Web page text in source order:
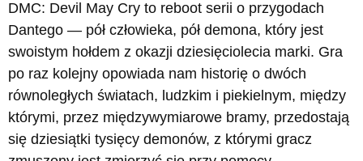
DMC: Devil May Cry to reboot serii o przygodach
Dantego — pół człowieka, pół demona, który jest
swoistym hołdem z okazji dziesięciolecia marki. Gra
po raz kolejny opowiada nam historię o dwóch
równoległych światach, ludzkim i piekielnym, między
którymi, przez międzywymiarowe bramy, przedostają
się dziesiątki tysięcy demonów, z którymi gracz